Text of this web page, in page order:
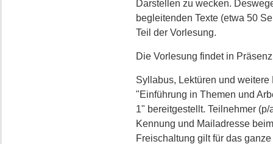
Darstellen zu wecken.
begleitenden Texte (etwa 50
Teil der Vorlesung.
Die Vorlesung findet in
Syllabus, Lektüren und
"Einführung in Themen und
1" bereitgestellt. Teilnehmer
Kennung und Mailadresse
Freischaltung gilt für das